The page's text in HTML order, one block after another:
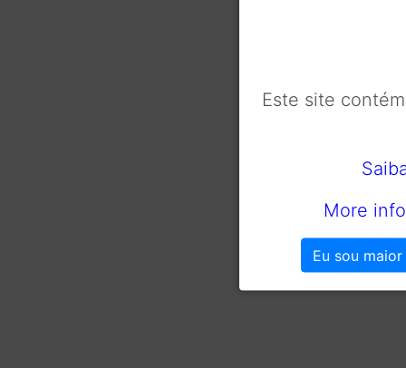
Este site
More
Eu sou